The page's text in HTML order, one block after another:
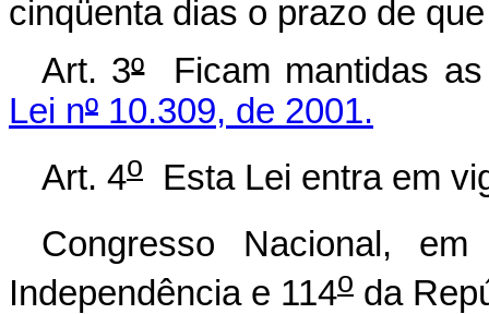
cinqüenta dias o prazo de
Art. 3ºFicam mantidas as
Lei nº 10.309, de 2001.
Art. 4o
Esta Lei entra em
Congresso Nacional,
Independência e 114o da